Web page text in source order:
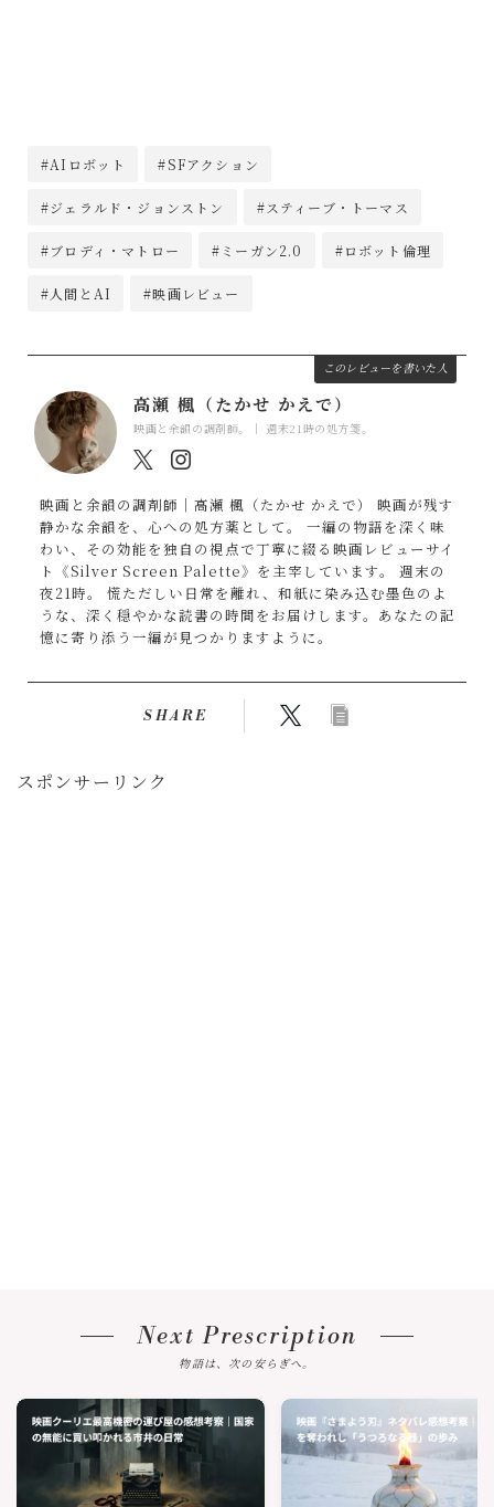
#AIロボット #SFアクション
#ジェラルド・ジョンストン #スティーブ・トーマス
#ブロディ・マトロー #ミーガン2.0 #ロボット倫理
#人間とAI #映画レビュー
このレビューを書いた人
高瀬 楓（たかせ かえで）
映画と余韻の調剤師。｜ 週末21時の処方箋。
映画と余韻の調剤師｜高瀬 楓（たかせ かえで） 映画が残す
静かな余韻を、心への処方薬として。 一編の物語を深く味
わい、その効能を独自の視点で丁寧に綴る映画レビューサイ
ト《Silver Screen Palette》を主宰しています。 週末の
夜21時。 慌ただしい日常を離れ、和紙に染み込む墨色のよ
うな、深く穏やかな読書の時間をお届けします。あなたの記
憶に寄り添う一編が見つかりますように。
SHARE
スポンサーリンク
Next Prescription
物語は、次の安らぎへ。